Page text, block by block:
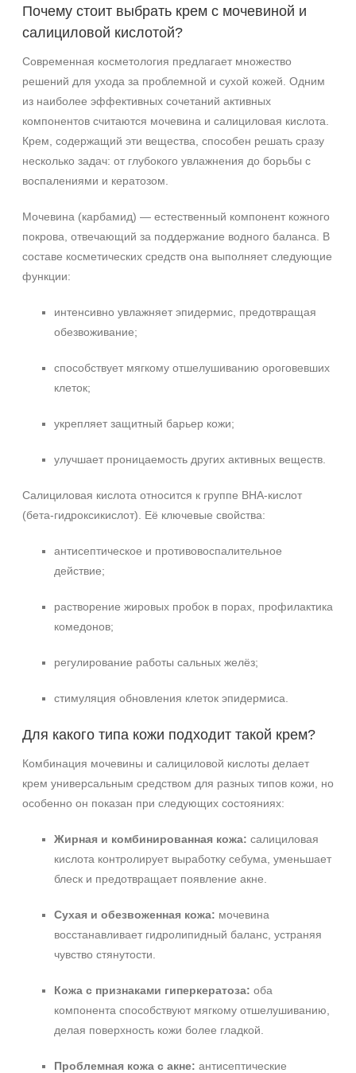
Почему стоит выбрать крем с мочевиной и
салициловой кислотой?
Современная косметология предлагает множество
решений для ухода за проблемной и сухой кожей. Одним
из наиболее эффективных сочетаний активных
компонентов считаются мочевина и салициловая кислота.
Крем, содержащий эти вещества, способен решать сразу
несколько задач: от глубокого увлажнения до борьбы с
воспалениями и кератозом.
Мочевина (карбамид) — естественный компонент кожного
покрова, отвечающий за поддержание водного баланса. В
составе косметических средств она выполняет следующие
функции:
интенсивно увлажняет эпидермис, предотвращая
обезвоживание;
способствует мягкому отшелушиванию ороговевших
клеток;
укрепляет защитный барьер кожи;
улучшает проницаемость других активных веществ.
Салициловая кислота относится к группе BHA‑кислот
(бета‑гидроксикислот). Её ключевые свойства:
антисептическое и противовоспалительное
действие;
растворение жировых пробок в порах, профилактика
комедонов;
регулирование работы сальных желёз;
стимуляция обновления клеток эпидермиса.
Для какого типа кожи подходит такой крем?
Комбинация мочевины и салициловой кислоты делает
крем универсальным средством для разных типов кожи, но
особенно он показан при следующих состояниях:
Жирная и комбинированная кожа: салициловая
кислота контролирует выработку себума, уменьшает
блеск и предотвращает появление акне.
Сухая и обезвоженная кожа: мочевина
восстанавливает гидролипидный баланс, устраняя
чувство стянутости.
Кожа с признаками гиперкератоза: оба
компонента способствуют мягкому отшелушиванию,
делая поверхность кожи более гладкой.
Проблемная кожа с акне: антисептические
Не показывать предложение о консультации